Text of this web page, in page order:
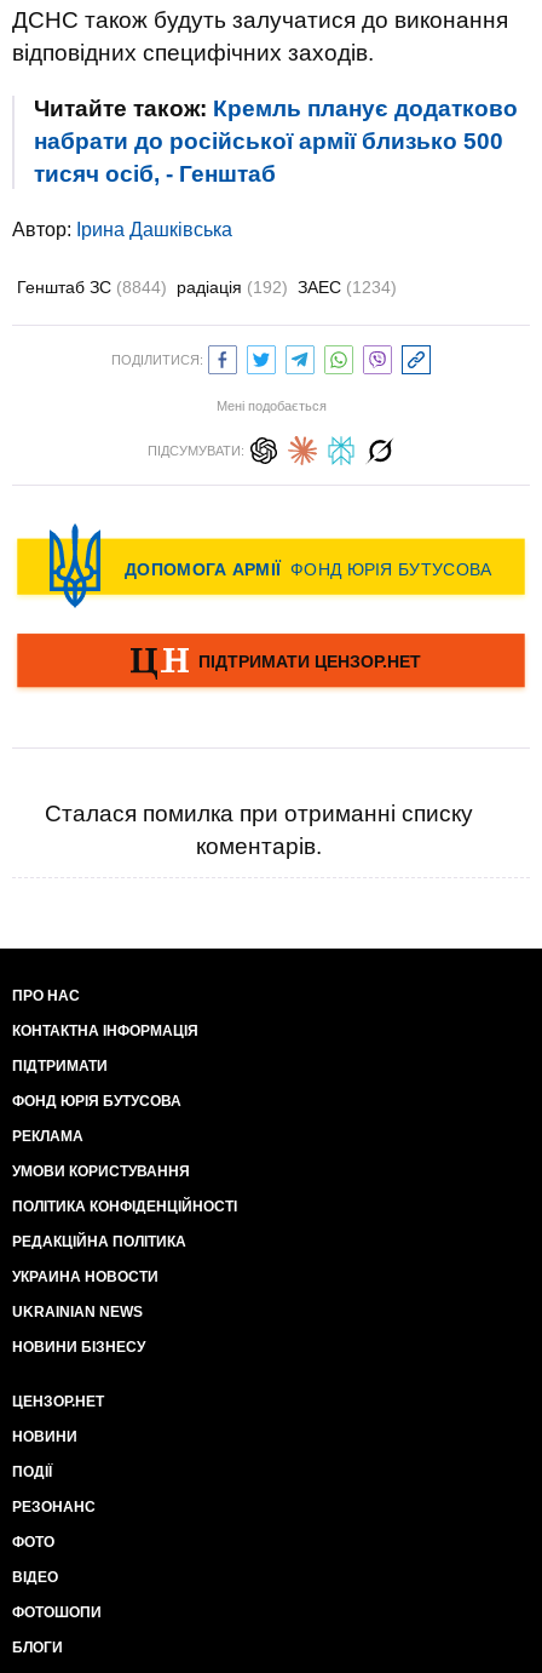
ДСНС також будуть залучатися до виконання
відповідних специфічних заходів.
Читайте також: Кремль планує додатково
набрати до російської армії близько 500
тисяч осіб, - Генштаб
Автор: Ірина Дашківська
Генштаб ЗС (8844) радіація (192) ЗАЕС (1234)
ПОДІЛИТИСЯ:
Мені подобається
ПІДСУМУВАТИ:
Сталася помилка при отриманні списку
коментарів.
ПРО НАС
КОНТАКТНА ІНФОРМАЦІЯ
ПІДТРИМАТИ
ФОНД ЮРІЯ БУТУСОВА
РЕКЛАМА
УМОВИ КОРИСТУВАННЯ
ПОЛІТИКА КОНФІДЕНЦІЙНОСТІ
РЕДАКЦІЙНА ПОЛІТИКА
УКРАИНА НОВОСТИ
UKRAINIAN NEWS
НОВИНИ БІЗНЕСУ
ЦЕНЗОР.НЕТ
НОВИНИ
ПОДІЇ
РЕЗОНАНС
ФОТО
ВІДЕО
ФОТОШОПИ
БЛОГИ